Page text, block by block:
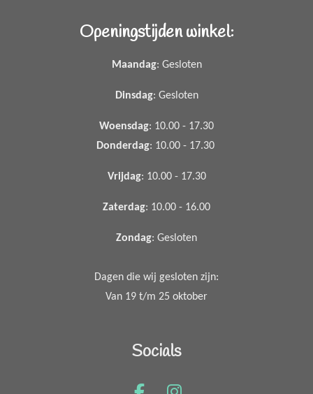
Openingstijden winkel:
Maandag: Gesloten
Dinsdag: Gesloten
Woensdag: 10.00 - 17.30
Donderdag: 10.00 - 17.30
Vrijdag: 10.00 - 17.30
Zaterdag: 10.00 - 16.00
Zondag: Gesloten
Dagen die wij gesloten zijn:
Van 19 t/m 25 oktober
Socials